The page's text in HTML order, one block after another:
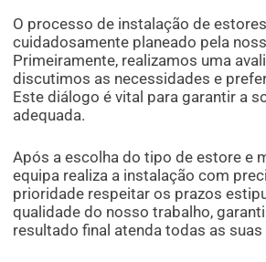
O processo de instalação de
cuidadosamente planeado pela
Primeiramente, realizamos uma
discutimos as necessidades e
Este diálogo é vital para garantir a
adequada.
Após a escolha do tipo de estore e
equipa realiza a instalação com
prioridade respeitar os prazos
qualidade do nosso trabalho,
resultado final atenda todas as